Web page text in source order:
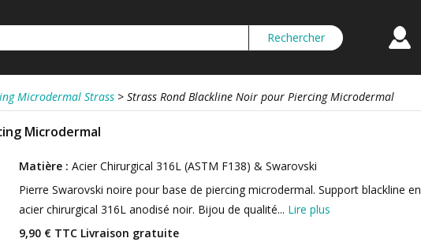
Microdermal Strass > Strass Rond Blackline Noir pour Piercing Microdermal
Microdermal
Matière : Acier Chirurgical 316L (ASTM F138) & Swarovski
Pierre Swarovski noire pour base de piercing microdermal. Support blackline en
acier chirurgical 316L anodisé noir. Bijou de qualité... Lire plus
9,90 € TTC Livraison gratuite